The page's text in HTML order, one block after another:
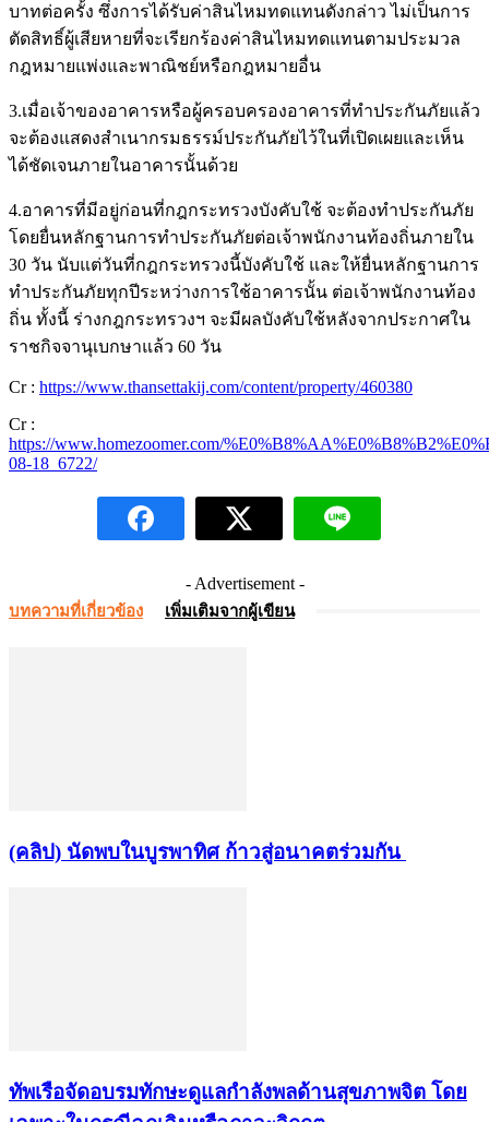
บาทต่อครั้ง ซึ่งการได้รับค่าสินไหมทดแทนดังกล่าว ไม่เป็นการ
ตัดสิทธิ์ผู้เสียหายที่จะเรียกร้องค่าสินไหมทดแทนตามประมวล
กฎหมายแพ่งและพาณิชย์หรือกฎหมายอื่น
3.เมื่อเจ้าของอาคารหรือผู้ครอบครองอาคารที่ทำประกันภัยแล้ว
จะต้องแสดงสำเนากรมธรรม์ประกันภัยไว้ในที่เปิดเผยและเห็น
ได้ชัดเจนภายในอาคารนั้นด้วย
4.อาคารที่มีอยู่ก่อนที่กฎกระทรวงบังคับใช้ จะต้องทำประกันภัย
โดยยื่นหลักฐานการทำประกันภัยต่อเจ้าพนักงานท้องถิ่นภายใน
30 วัน นับแต่วันที่กฎกระทรวงนี้บังคับใช้ และให้ยื่นหลักฐานการ
ทำประกันภัยทุกปีระหว่างการใช้อาคารนั้น ต่อเจ้าพนักงานท้อง
ถิ่น ทั้งนี้ ร่างกฎกระทรวงฯ จะมีผลบังคับใช้หลังจากประกาศใน
ราชกิจจานุเบกษาแล้ว 60 วัน
Cr : https://www.thansettakij.com/content/property/460380
Cr :
https://www.homezoomer.com/
08-18_6722/
- Advertisement -
บทความที่เกี่ยวข้อง เพิ่มเติมจากผู้เขียน
(คลิป) นัดพบในบูรพาทิศ ก้าวสู่อนาคตร่วมกัน
ทัพเรือจัดอบรมทักษะดูแลกำลังพลด้านสุขภาพจิต โดย